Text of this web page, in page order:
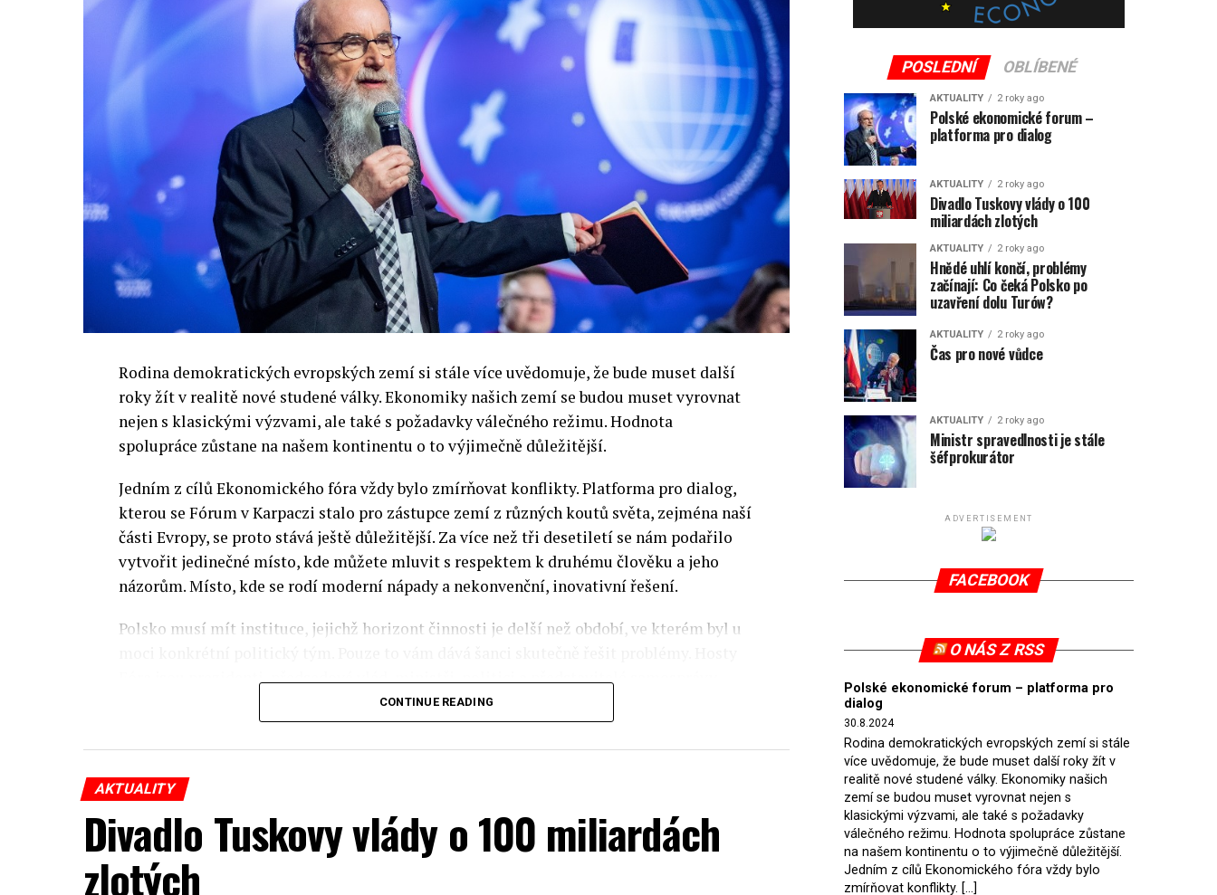
Rodina demokratických evropských zemí si stále více uvědomuje, že bude muset další
roky žít v realitě nové studené války. Ekonomiky našich zemí se budou muset vyrovnat
nejen s klasickými výzvami, ale také s požadavky válečného režimu. Hodnota
spolupráce zůstane na našem kontinentu o to výjimečně důležitější.
Jedním z cílů Ekonomického fóra vždy bylo zmírňovat konflikty. Platforma pro dialog,
kterou se Fórum v Karpaczi stalo pro zástupce zemí z různých koutů světa, zejména naší
části Evropy, se proto stává ještě důležitější. Za více než tři desetiletí se nám podařilo
vytvořit jedinečné místo, kde můžete mluvit s respektem k druhému člověku a jeho
názorům. Místo, kde se rodí moderní nápady a nekonvenční, inovativní řešení.
Polsko musí mít instituce, jejichž horizont činnosti je delší než období, ve kterém byl u
Fóra jsou prezidenti, předsedové vlád, ministři, politici a představitelé samosprávy,
prezidenti korporací, lidé z kultury, renomovaní vědci, novináři a zástupci nevládních
umožňuje každoročně připravit obsahový program Ekonomického fóra, který se skládá z
více než 350 akcí týkajících se celého spektra témat ze světa evropské politiky.
inovativní ekonomiky, občanské společnosti, ochrany životního prostředí a bezpečnosti.
Jednou z klíčových událostí XXXIII. ekonomického fóra bude prezentace zprávy
CONTINUE READING
AKTUALITY
Divadlo Tuskovy vlády o 100 miliardách
zlotých
POSLEDNÍ OBLÍBENÉ
AKTUALITY 2 roky ago
Polské ekonomické forum –
platforma pro dialog
AKTUALITY 2 roky ago
Divadlo Tuskovy vlády o 100
miliardách zlotých
AKTUALITY 2 roky ago
Hnědé uhlí končí, problémy
začínají: Co čeká Polsko po
uzavření dolu Turów?
AKTUALITY 2 roky ago
Čas pro nové vůdce
AKTUALITY 2 roky ago
Ministr spravedlnosti je stále
šéfprokurátor
ADVERTISEMENT
FACEBOOK
O NÁS Z RSS
Polské ekonomické forum – platforma pro
dialog
30.8.2024
Rodina demokratických evropských zemí si stále
více uvědomuje, že bude muset další roky žít v
realitě nové studené války. Ekonomiky našich
zemí se budou muset vyrovnat nejen s
klasickými výzvami, ale také s požadavky
válečného režimu. Hodnota spolupráce zůstane
na našem kontinentu o to výjimečně důležitější.
Jedním z cílů Ekonomického fóra vždy bylo
zmírňovat konflikty. […]